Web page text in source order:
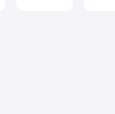
вкрасти